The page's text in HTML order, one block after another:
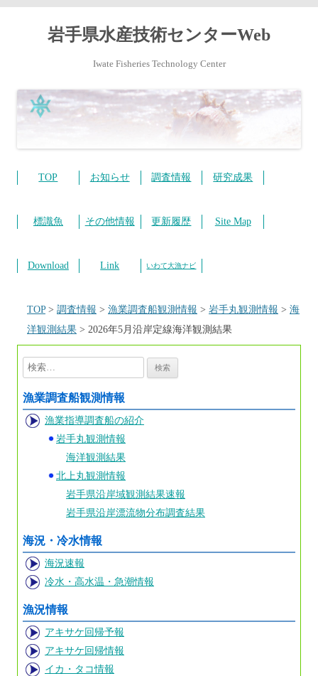
岩手県水産技術センターWeb
Iwate Fisheries Technology Center
テ
ン
ス
キ
TOP お知らせ 調査情報 研究成果
標識魚 その他情報 更新履歴 Site Map
Download Link いわて大漁ナビ
TOP> 調査情報 > 漁業調査船観測情報 > 岩手丸観測情報 > 海
洋観測結果 > 2026年5月沿岸定線海洋観測結果
検
索:
漁業調査船観測情報
漁業指導調査船の紹介
岩手丸観測情報
海洋観測結果
北上丸観測情報
岩手県沿岸域観測結果速報
岩手県沿岸漂流物分布調査結果
海況・冷水情報
海況速報
冷水・高水温・急潮情報
漁況情報
アキサケ回帰予報
アキサケ回帰情報
イカ・タコ情報